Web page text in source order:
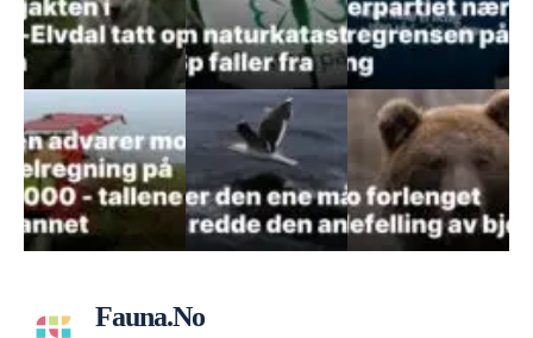
Fauna.no